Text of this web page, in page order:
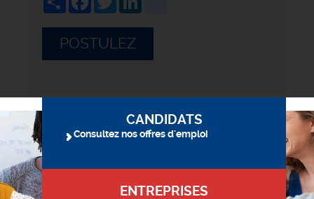
POSTULEZ
CANDIDATS
Consultez nos offres d'emploi
ENTREPRISES